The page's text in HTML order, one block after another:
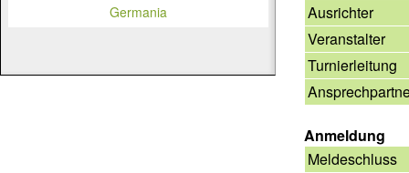
Ausrichter
Veranstalter
Turnierleitung
Anmeldung
Meldeschluss
Germania